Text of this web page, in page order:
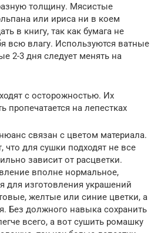
толщину. Мясистые
или ириса ни в коем
в книгу, так как бумага не
всю влагу. Используются ватные
2-3 дня следует менять на
с осторожностью. Их
пропечатается на лепестках
связан с цветом материала.
что для сушки подходят не все
зависит от расцветки.
вполне нормальное,
для изготовления украшений
желтые или синие цветки, а
Без должного навыка сохранить
всего, а вот сушить ромашку